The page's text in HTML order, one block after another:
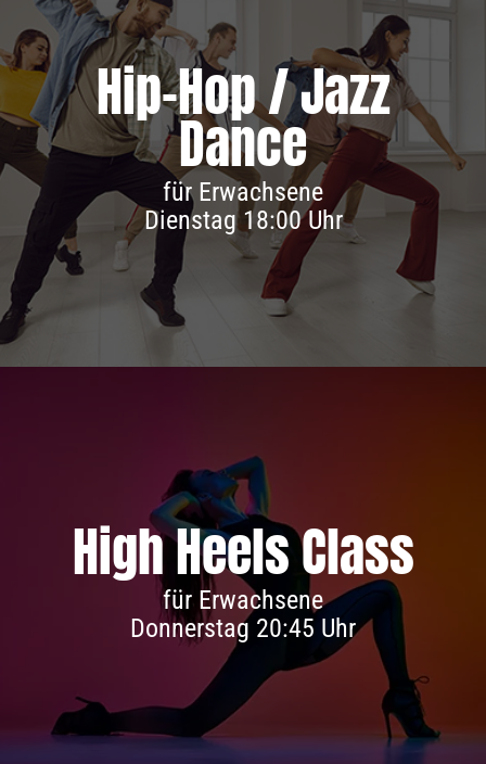
Hip-Hop / Jazz
Dance
für Erwachsene
Dienstag 18:00 Uhr
Infos & Anmeldung
High Heels Class
für Erwachsene
Donnerstag 20:45 Uhr
Infos & Anmeldung